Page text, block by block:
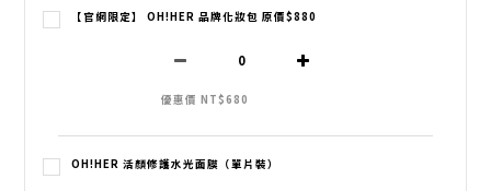
【官網限定】 OH!HER 品牌化妝包 原價$880
優惠價 NT$680
OH!HER 活顏修護水光面膜（單片裝）